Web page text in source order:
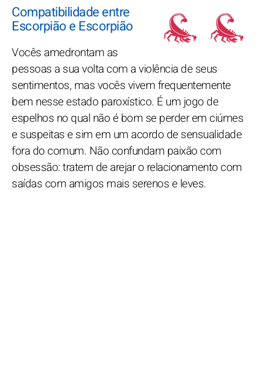
Compatibilidade entre
Escorpião e Escorpião
Vocês amedrontam as
pessoas a sua volta com a violência de seus
sentimentos, mas vocês vivem frequentemente
bem nesse estado paroxístico. É um jogo de
espelhos no qual não é bom se perder em ciúmes
e suspeitas e sim em um acordo de sensualidade
fora do comum. Não confundam paixão com
obsessão: tratem de arejar o relacionamento com
saídas com amigos mais serenos e leves.